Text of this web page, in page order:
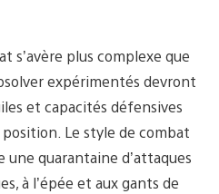
s’avère plus complexe que
expérimentés devront
et capacités défensives
Le style de combat
une quarantaine d’attaques
à l’épée et aux gants de